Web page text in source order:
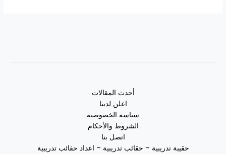
أحدث المقالات
اعلن لدينا
سياسة الخصوصية
الشروط والأحكام
اتصل بنا
حقيبة تدريبية – حقائب تدريبية – اعداد حقائب تدريبية